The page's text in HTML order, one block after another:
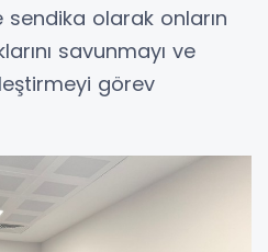
sendika olarak onların
savunmayı ve
görev